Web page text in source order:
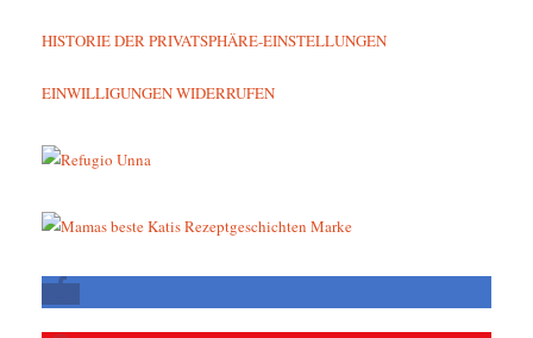
HISTORIE DER PRIVATSPHÄRE-EINSTELLUNGEN
EINWILLIGUNGEN WIDERRUFEN